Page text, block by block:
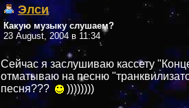
Элси
Какую музыку слушаем?
23 August, 2004 в 11:34
Сейчас я заслушиваю кассету
отматываю на песню
песня???
))))))))